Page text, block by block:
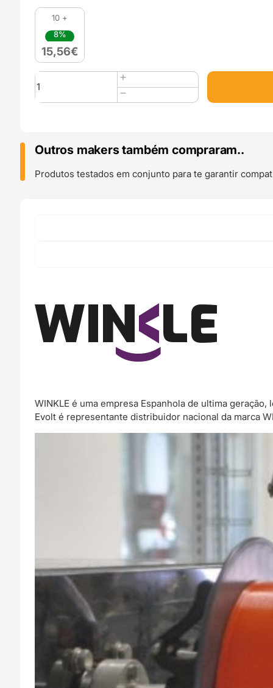
10 +
8%
15,56€
Quantidade
de
PLA
Blanco
Nieve
Snow
Outros makers também compraram..
Produtos testados em conjunto para te garantir
WINKLE é uma empresa Espanhola de ultima
Evolt é representante distribuidor nacional da marca